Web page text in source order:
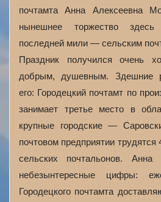
почтамта Анна Алексеевна
нынешнее торжество
последней мили — сельским
Праздник получился очень
добрым, душевным. Здешние
его: Городецкий почтамт по
занимает третье место в
крупные городские —
почтовом предприятии трудятся
сельских почтальонов. Анна
небезынтересные цифры:
Городецкого почтамта